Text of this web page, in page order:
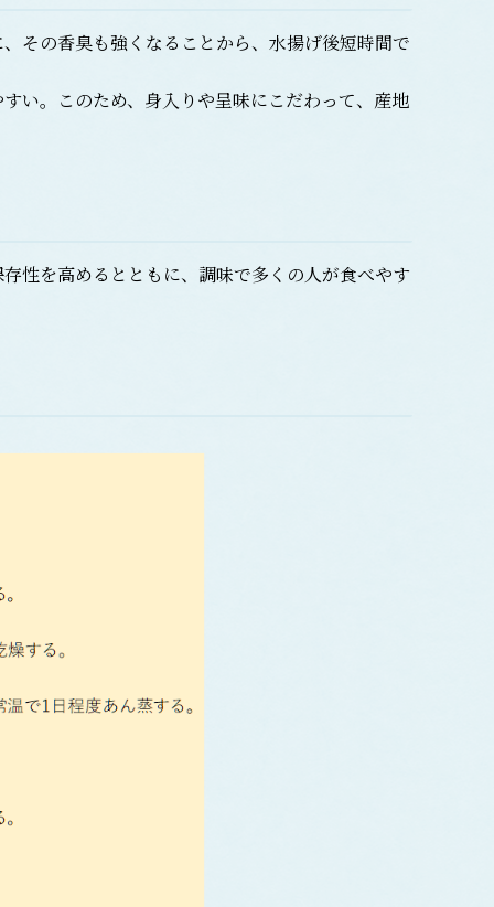
その香臭も強くなることから、水揚げ後短時間で
い。このため、身入りや呈味にこだわって、産地
性を高めるとともに、調味で多くの人が食べやす